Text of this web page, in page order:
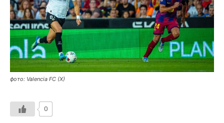
фото: Valencia FC (X)
0